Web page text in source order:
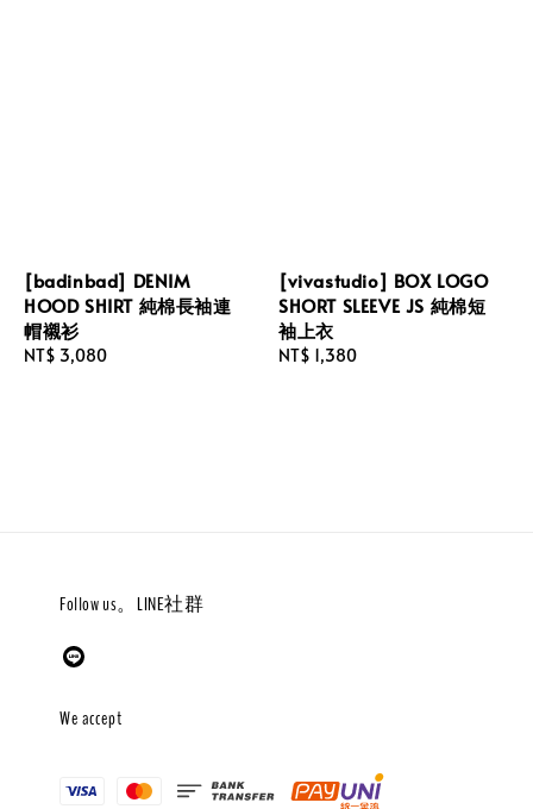
[badinbad] DENIM
HOOD SHIRT 純棉長袖連
帽襯衫
Regular
NT$ 3,080
[vivastudio] BOX LOGO
SHORT SLEEVE JS 純棉短
袖上衣
Regular
NT$ 1,380
Follow us。LINE社群
We accept